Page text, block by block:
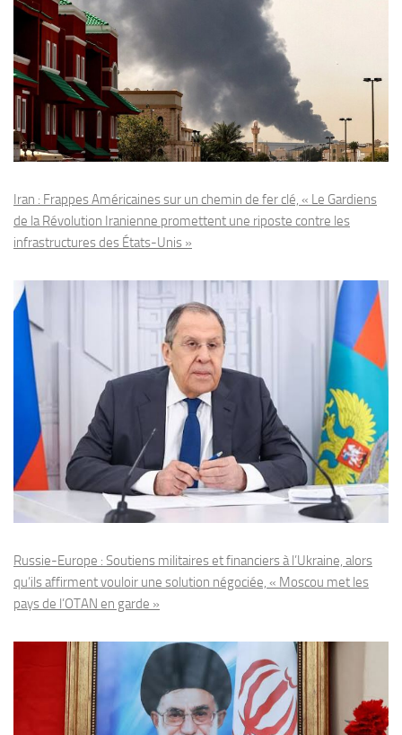
Iran : Frappes Américaines sur un chemin de fer clé, « Le Gardiens
de la Révolution Iranienne promettent une riposte contre les
infrastructures des États-Unis »
Russie-Europe : Soutiens militaires et financiers à l’Ukraine, alors
qu’ils affirment vouloir une solution négociée, « Moscou met les
pays de l’OTAN en garde »